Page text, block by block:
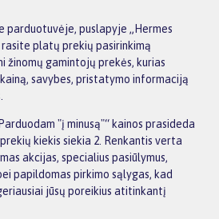
parduotuvėje, puslapyje „Hermes
rasite platų prekių pasirinkimą
žinomų gamintojų prekės, kurias
savybes, pristatymo informaciją
"į minusą"“ kainos prasideda
kiekis siekia 2. Renkantis verta
akcijas, specialius pasiūlymus,
papildomas pirkimo sąlygas, kad
jūsų poreikius atitinkantį